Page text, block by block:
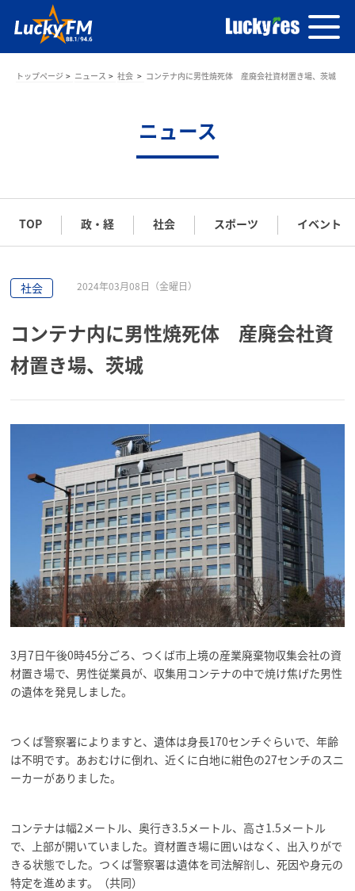
トップページ ニュース 社会 コンテナ内に男性焼死体 産廃会社資材置き場、茨城
ニュース
TOP 政・経 社会 スポーツ イベント
社会 2024年03月08日（金曜日）
コンテナ内に男性焼死体 産廃会社資
材置き場、茨城
3月7日午後0時45分ごろ、つくば市上境の産業廃棄物収集会社の資
材置き場で、男性従業員が、収集用コンテナの中で焼け焦げた男性
の遺体を発見しました。
つくば警察署によりますと、遺体は身長170センチぐらいで、年齢
は不明です。あおむけに倒れ、近くに白地に紺色の27センチのスニ
ーカーがありました。
コンテナは幅2メートル、奥行き3.5メートル、高さ1.5メートル
で、上部が開いていました。資材置き場に囲いはなく、出入りがで
きる状態でした。つくば警察署は遺体を司法解剖し、死因や身元の
特定を進めます。（共同）